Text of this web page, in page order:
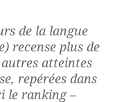
de la langue
recense plus de
atteintes
repérées dans
le ranking –